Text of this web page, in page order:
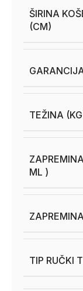
ŠIRINA
(CM)
TEŽINA
ML )
TIP RUČKI